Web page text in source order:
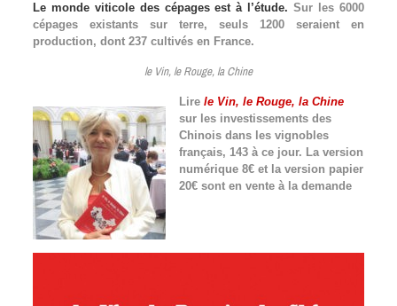
Le monde viticole des cépages est à l’étude. Sur les 6000
cépages existants sur terre, seuls 1200 seraient en
production, dont 237 cultivés en France.
le Vin, le Rouge, la Chine
Lire le Vin, le Rouge, la Chine
sur les investissements des
Chinois dans les vignobles
français, 143 à ce jour. La version
numérique 8€ et la version papier
20€ sont en vente à la demande